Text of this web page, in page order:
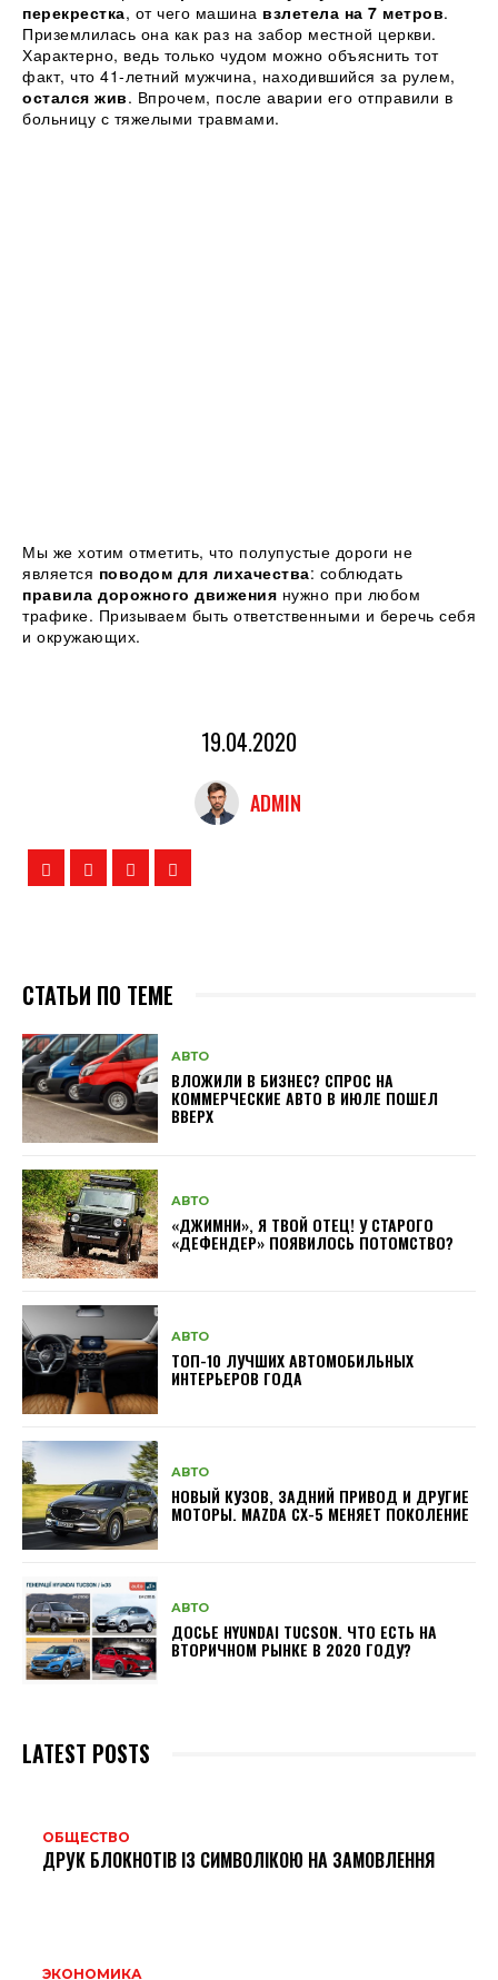
перекрестка, от чего машина взлетела на 7 метров.
Приземлилась она как раз на забор местной церкви.
Характерно, ведь только чудом можно объяснить тот
факт, что 41-летний мужчина, находившийся за рулем,
остался жив. Впрочем, после аварии его отправили в
больницу с тяжелыми травмами.
Мы же хотим отметить, что полупустые дороги не
является поводом для лихачества: соблюдать
правила дорожного движения нужно при любом
трафике. Призываем быть ответственными и беречь себя
и окружающих.
19.04.2020
ADMIN
СТАТЬИ ПО ТЕМЕ
АВТО
ВЛОЖИЛИ В БИЗНЕС? СПРОС НА
КОММЕРЧЕСКИЕ АВТО В ИЮЛЕ ПОШЕЛ
ВВЕРХ
АВТО
«ДЖИМНИ», Я ТВОЙ ОТЕЦ! У СТАРОГО
«ДЕФЕНДЕР» ПОЯВИЛОСЬ ПОТОМСТВО?
АВТО
ТОП-10 ЛУЧШИХ АВТОМОБИЛЬНЫХ
ИНТЕРЬЕРОВ ГОДА
АВТО
НОВЫЙ КУЗОВ, ЗАДНИЙ ПРИВОД И ДРУГИЕ
МОТОРЫ. MAZDA CX-5 МЕНЯЕТ ПОКОЛЕНИЕ
АВТО
ДОСЬЕ HYUNDAI TUCSON. ЧТО ЕСТЬ НА
ВТОРИЧНОМ РЫНКЕ В 2020 ГОДУ?
LATEST POSTS
ОБЩЕСТВО
ДРУК БЛОКНОТІВ ІЗ СИМВОЛІКОЮ НА ЗАМОВЛЕННЯ
ЭКОНОМИКА